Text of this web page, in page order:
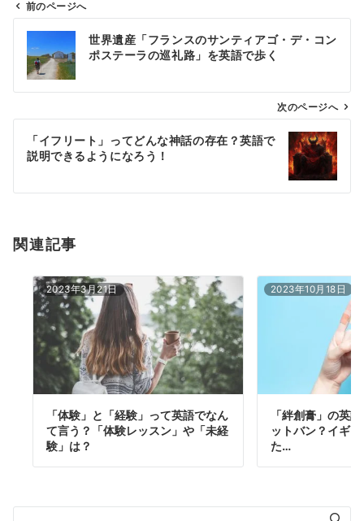
ビ
ン
前のページへ
世界遺産「フランスのサンティアゴ・デ・コン
ポステーラの巡礼路」を英語で歩く
次のページへ
「イフリート」ってどんな神話の存在？英語で
説明できるようになろう！
関連記事
2023年3月21日
「体験」と「経験」って英語でなん
て言う？「体験レッスン」や「未経
験」は？
2023年10月18日
「絆創膏」の英
ットバン？イギ
た…